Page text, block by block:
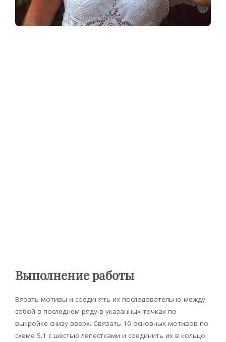
Выполнение работы
Вязать мотивы и соединять их последовательно между
собой в последнем ряду в указанных точках по
выкройке снизу вверх. Связать 10 основных мотивов по
схеме 5.1 с шестью лепестками и соединить их в кольцо